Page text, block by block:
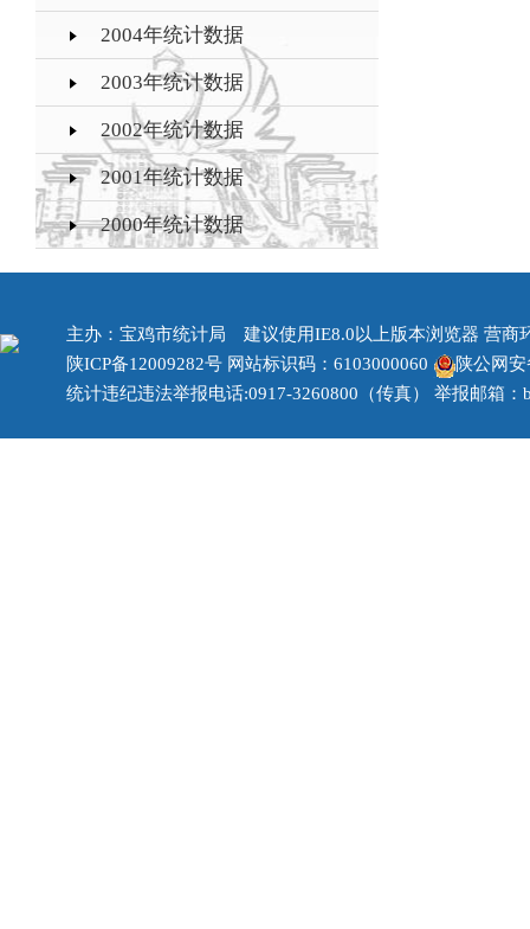
2004年统计数据
2003年统计数据
2002年统计数据
2001年统计数据
2000年统计数据
主办：宝鸡市统计局 建议使用IE8.0以上版本浏览器 营商
陕ICP备12009282号 网站标识码：6103000060
陕公网
统计违纪违法举报电话:0917-3260800（传真） 举报邮箱：